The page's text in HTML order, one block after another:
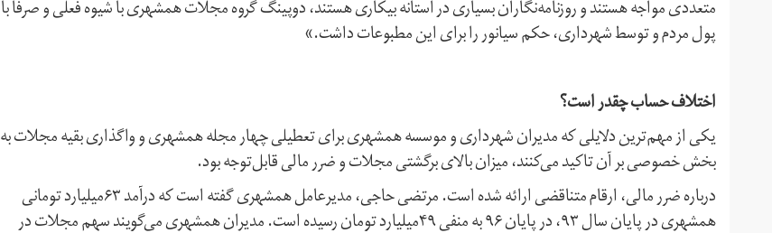
متعددی مواجه هستند و روزنامه‌نگاران بسیاری در آستانه ‏بیکاری هستند، دوپینگ گروه مجلات همشهری با شیوه فعلی و صرفا با
پول مردم و توسط شهرداری، حکم سیانور را برای این ‏مطبوعات داشت.‏»
اختلاف حساب چقدر است؟
یکی از مهم‌ترین دلایلی که مدیران شهرداری و موسسه همشهری برای تعطیلی چهار مجله همشهری و واگذاری بقیه مجلات به
بخش خصوصی بر آن تاکید می‌کنند، میزان بالای برگشتی مجلات و ضرر مالی قابل‌توجه بود.
درباره ضرر مالی، ارقام متناقضی ارائه شده است. مرتضی حاجی، مدیرعامل همشهری گفته است که درآمد ۶۳میلیارد تومانی
همشهری در پایان سال ۹۳، در پایان ۹۶ به منفی ۴۹میلیارد تومان رسیده است. مدیران همشهری می‌گویند سهم مجلات در